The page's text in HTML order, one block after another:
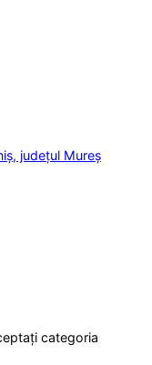
județul Mureș
categoria